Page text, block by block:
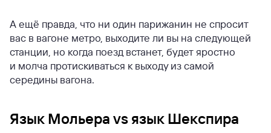
А ещё правда, что ни один парижанин не спросит
вас в вагоне метро, выходите ли вы на следующей
станции, но когда поезд встанет, будет яростно
и молча протискиваться к выходу из самой
середины вагона.
Язык Мольера vs язык Шекспира